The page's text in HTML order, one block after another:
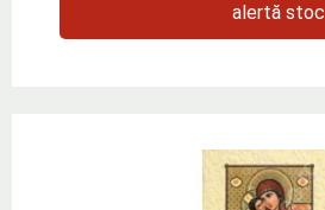
alertă stoc